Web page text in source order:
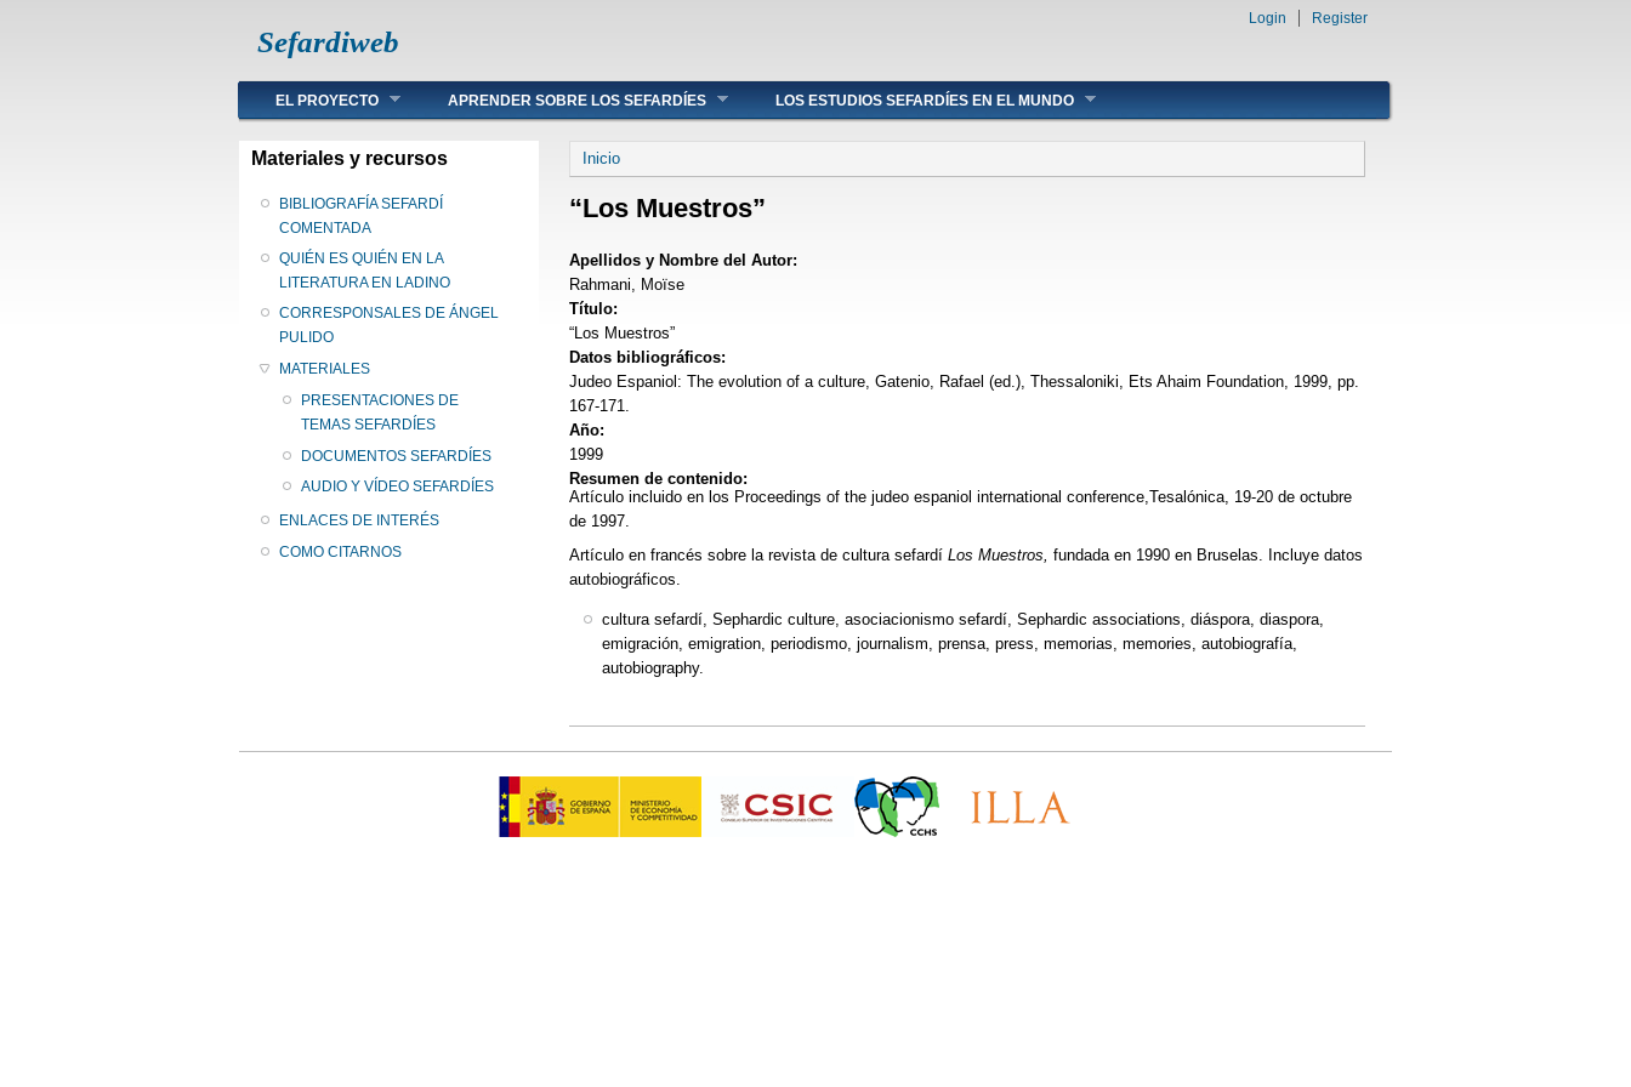
Sefardiweb
Login Register
Main menu
EL PROYECTO APRENDER SOBRE LOS SEFARDÍES LOS ESTUDIOS SEFARDÍES EN EL MUNDO
Materiales y recursos
BIBLIOGRAFÍA SEFARDÍ
COMENTADA
QUIÉN ES QUIÉN EN LA
LITERATURA EN LADINO
CORRESPONSALES DE ÁNGEL
PULIDO
MATERIALES
PRESENTACIONES DE
TEMAS SEFARDÍES
DOCUMENTOS SEFARDÍES
AUDIO Y VÍDEO SEFARDÍES
ENLACES DE INTERÉS
COMO CITARNOS
Se encuentra usted aquí
Inicio
“Los Muestros”
Apellidos y Nombre del Autor:
Rahmani, Moïse
Título:
“Los Muestros”
Datos bibliográficos:
Judeo Espaniol: The evolution of a culture, Gatenio, Rafael (ed.), Thessaloniki, Ets Ahaim Foundation, 1999, pp.
167-171.
Año:
1999
Resumen de contenido:
Artículo incluido en los Proceedings of the judeo espaniol international conference,Tesalónica, 19-20 de octubre
de 1997.
Artículo en francés sobre la revista de cultura sefardí Los Muestros, fundada en 1990 en Bruselas. Incluye datos
autobiográficos.
cultura sefardí, Sephardic culture, asociacionismo sefardí, Sephardic associations, diáspora, diaspora,
emigración, emigration, periodismo, journalism, prensa, press, memorias, memories, autobiografía,
autobiography.